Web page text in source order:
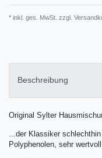
* inkl. ges. MwSt. zzgl.
Beschreibung
Original Sylter
...der Klassiker
Polyphenolen, sehr